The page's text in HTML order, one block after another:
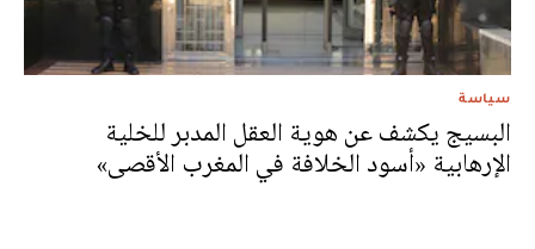
سياسة
البسيج يكشف عن هوية العقل المدبر للخلية
الإرهابية «أسود الخلافة في المغرب الأقصى»